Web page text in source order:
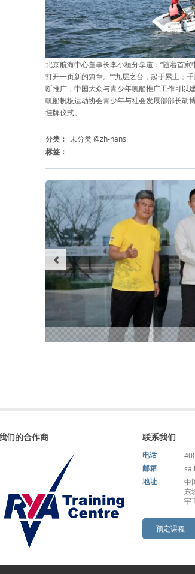
北京航海中心董事长李小桓分享道：“随着首
打开一页新的篇章。”“九层之台，起于累土；
断推广，中国大众与青少年帆船推广工作可以
帆船帆板运动协会青少年与社会发展部部长胡
挂牌仪式。
分类： 未分类 @zh-hans
标签：
们的合作商 联系我们
电话
邮箱
地址
中
东
宇
预定课程